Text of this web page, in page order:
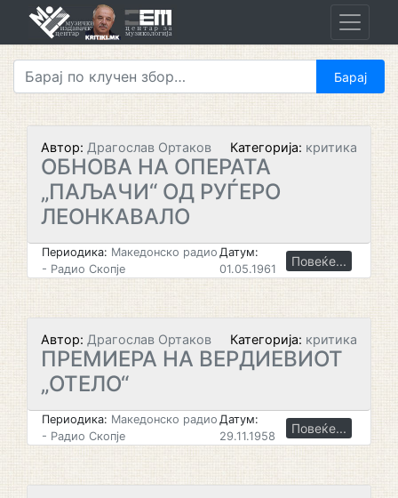
Автор: Драгослав Ортаков Категорија: критика
ОБНОВА HA ОПЕРАТА
„ПАЉАЧИ“ ОД РУЃЕРО
ЛЕОНКАВАЛО
Периодика: Македонско радио
- Радио Скопје
Датум:
01.05.1961
Повеќе...
Автор: Драгослав Ортаков Категорија: критика
ПРЕМИЕРА НА ВЕРДИЕВИОТ
„ОТЕЛО“
Периодика: Македонско радио
- Радио Скопје
Датум:
29.11.1958
Повеќе...